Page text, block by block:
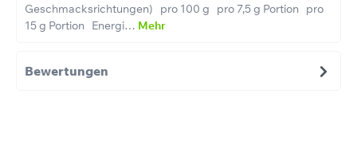
Geschmacksrichtungen) pro 100 g pro 7,5 g Portion pro
15 g Portion Energi… Mehr
Bewertungen